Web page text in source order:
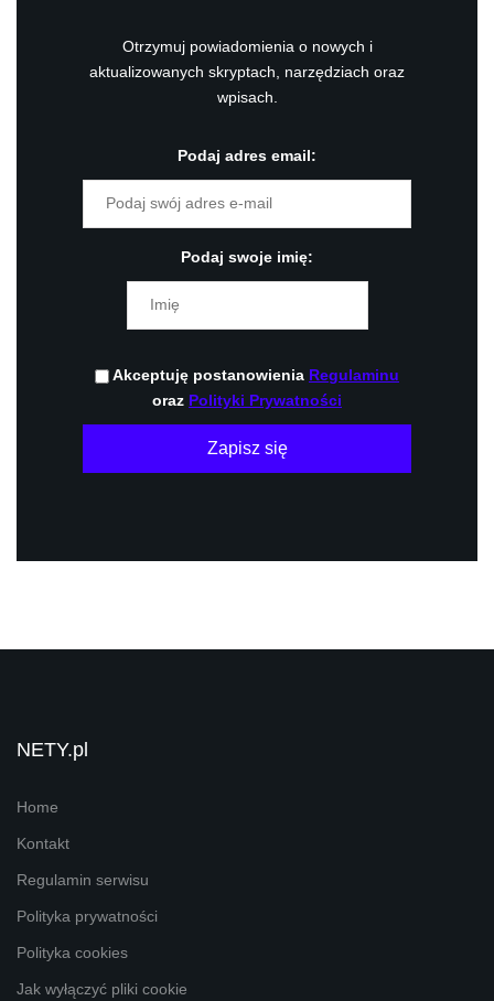
Otrzymuj powiadomienia o nowych i
aktualizowanych skryptach, narzędziach oraz
wpisach.
Podaj adres email:
Podaj swoje imię:
Akceptuję postanowienia Regulaminu
oraz Polityki Prywatności
Zapisz się
NETY.pl
Home
Kontakt
Regulamin serwisu
Polityka prywatności
Polityka cookies
Jak wyłączyć pliki cookie